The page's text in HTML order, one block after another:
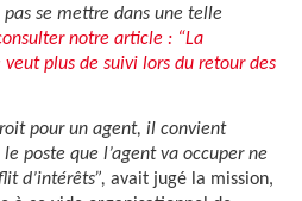
se mettre dans une telle
notre article : “La
plus de suivi lors du retour des
pour un agent, il convient
poste que l’agent va occuper ne
d’intérêts”, avait jugé la mission,